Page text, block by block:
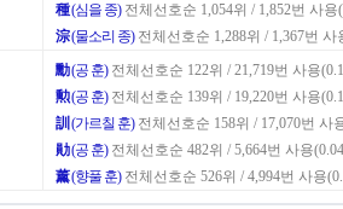
種(심을 종)전체선호순 1,054위 / 1,852번 사용
淙(물소리 종)전체선호순 1,288위 / 1,367번 사
勳(공 훈)전체선호순 122위 / 21,719번 사용
勲(공 훈)전체선호순 139위 / 19,220번 사용
訓 (가르칠 훈)전체선호순 158위 / 17,070번 사
勛(공 훈)전체선호순 482위 / 5,664번 사용
薰(향풀 훈)전체선호순 526위 / 4,994번 사용